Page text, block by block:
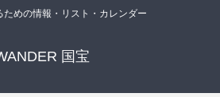
ための情報・リスト・カレンダー
国宝